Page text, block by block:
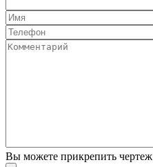
Вы можете прикрепить чертеж